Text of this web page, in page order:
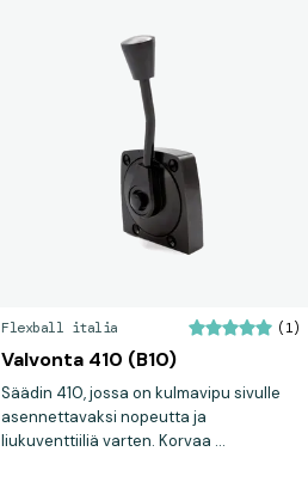
Flexball italia (1)
Valvonta 410 (B10)
Säädin 410, jossa on kulmavipu sivulle
asennettavaksi nopeutta ja
liukuventtiiliä varten. Korvaa ...